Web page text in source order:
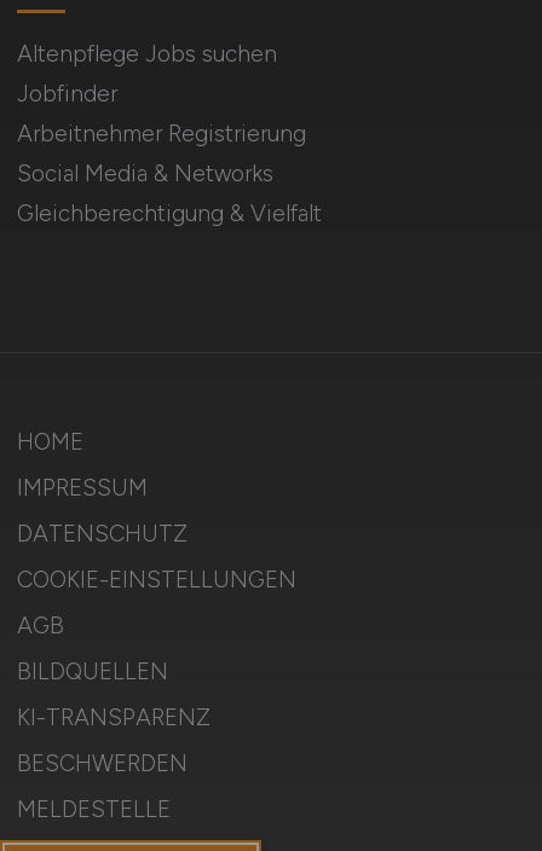
Altenpflege Jobs suchen
Jobfinder
Arbeitnehmer Registrierung
Social Media & Networks
Gleichberechtigung & Vielfalt
HOME
IMPRESSUM
DATENSCHUTZ
COOKIE-EINSTELLUNGEN
AGB
BILDQUELLEN
KI-TRANSPARENZ
BESCHWERDEN
MELDESTELLE